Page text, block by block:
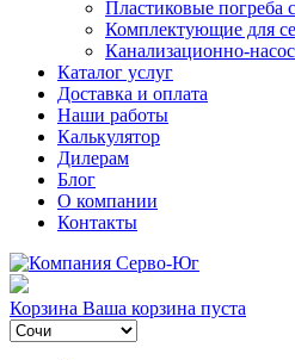
Пластиковые погреба
Комплектующие для
Канализационно-
Каталог услуг
Доставка и оплата
Наши работы
Калькулятор
Дилерам
Блог
О компании
Контакты
Корзина Ваша корзина пуста